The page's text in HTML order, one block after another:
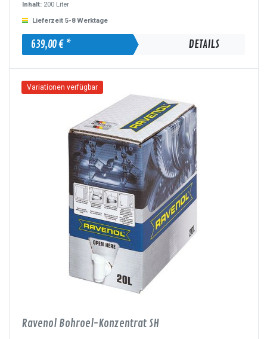
Inhalt: 200 Liter
Lieferzeit 5-8 Werktage
639,00 € * DETAILS
Variationen verfügbar
Ravenol Bohroel-Konzentrat SH